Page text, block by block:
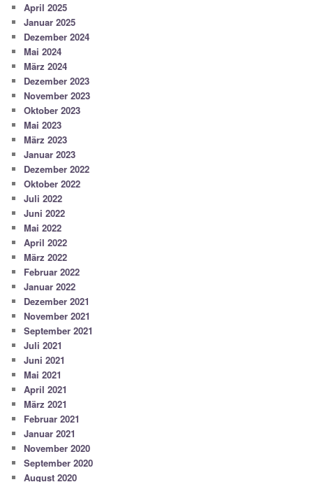
April 2025
Januar 2025
Dezember 2024
Mai 2024
März 2024
Dezember 2023
November 2023
Oktober 2023
Mai 2023
März 2023
Januar 2023
Dezember 2022
Oktober 2022
Juli 2022
Juni 2022
Mai 2022
April 2022
März 2022
Februar 2022
Januar 2022
Dezember 2021
November 2021
September 2021
Juli 2021
Juni 2021
Mai 2021
April 2021
März 2021
Februar 2021
Januar 2021
November 2020
September 2020
August 2020